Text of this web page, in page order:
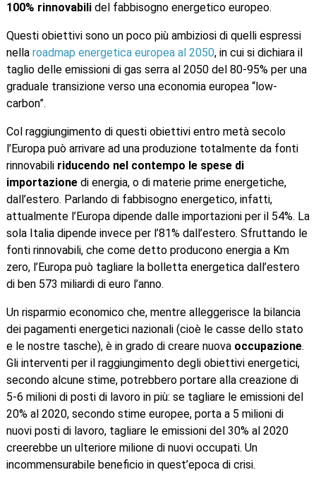
100% rinnovabilidel fabbisogno energetico europeo.
Questi obiettivi sono un poco più ambiziosi di quelli espressi
nella roadmap energetica europea al 2050, in cui si dichiara il
taglio delle emissioni di gas serra al 2050 del 80-95% per una
graduale transizione verso una economia europea “low-
carbon”.
Col raggiungimento di questi obiettivi entro metà secolo
l’Europa può arrivare ad una produzione totalmente da fonti
rinnovabili riducendo nel contempo le spese di
importazionedi energia, o di materie prime energetiche,
dall’estero. Parlando di fabbisogno energetico, infatti,
attualmente l’Europa dipende dalle importazioni per il 54%. La
sola Italia dipende invece per l’81% dall’estero. Sfruttando le
fonti rinnovabili, che come detto producono energia a Km
zero, l’Europa può tagliare la bolletta energetica dall’estero
di ben 573 miliardi di euro l’anno.
Un risparmio economico che, mentre alleggerisce la bilancia
dei pagamenti energetici nazionali (cioè le casse dello stato
e le nostre tasche), è in grado di creare nuova occupazione.
Gli interventi per il raggiungimento degli obiettivi energetici,
secondo alcune stime, potrebbero portare alla creazione di
5-6 milioni di posti di lavoro in più: se tagliare le emissioni del
20% al 2020, secondo stime europee, porta a 5 milioni di
nuovi posti di lavoro, tagliare le emissioni del 30% al 2020
creerebbe un ulteriore milione di nuovi occupati. Un
incommensurabile beneficio in quest’epoca di crisi.